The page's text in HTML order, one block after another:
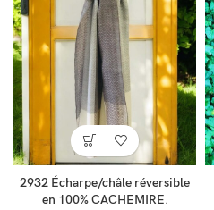
2932 Écharpe/châle réversible
en 100% CACHEMIRE.